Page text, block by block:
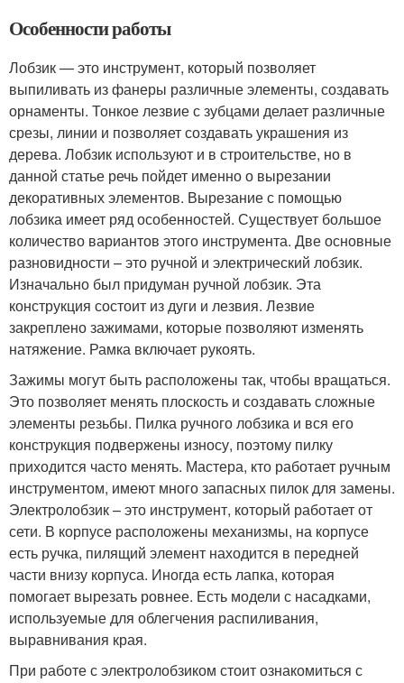
Особенности работы
Лобзик — это инструмент, который позволяет
выпиливать из фанеры различные элементы, создавать
орнаменты. Тонкое лезвие с зубцами делает различные
срезы, линии и позволяет создавать украшения из
дерева. Лобзик используют и в строительстве, но в
данной статье речь пойдет именно о вырезании
декоративных элементов. Вырезание с помощью
лобзика имеет ряд особенностей. Существует большое
количество вариантов этого инструмента. Две основные
разновидности – это ручной и электрический лобзик.
Изначально был придуман ручной лобзик. Эта
конструкция состоит из дуги и лезвия. Лезвие
закреплено зажимами, которые позволяют изменять
натяжение. Рамка включает рукоять.
Зажимы могут быть расположены так, чтобы вращаться.
Это позволяет менять плоскость и создавать сложные
элементы резьбы. Пилка ручного лобзика и вся его
конструкция подвержены износу, поэтому пилку
приходится часто менять. Мастера, кто работает ручным
инструментом, имеют много запасных пилок для замены.
Электролобзик – это инструмент, который работает от
сети. В корпусе расположены механизмы, на корпусе
есть ручка, пилящий элемент находится в передней
части внизу корпуса. Иногда есть лапка, которая
помогает вырезать ровнее. Есть модели с насадками,
используемые для облегчения распиливания,
выравнивания края.
При работе с электролобзиком стоит ознакомиться с